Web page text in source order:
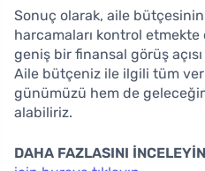
Sonuç olarak, aile
harcamaları kontrol
geniş bir finansal görüş
Aile bütçeniz ile ilgili tüm
günümüzü hem de
alabiliriz.
DAHA FAZLASINI